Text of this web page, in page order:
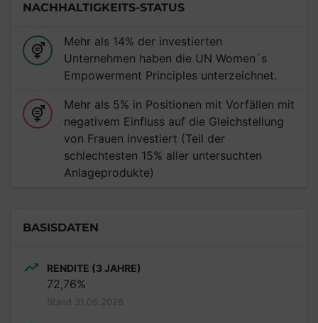
NACHHALTIGKEITS-STATUS
Mehr als 14% der investierten
Unternehmen haben die UN Women´s
Empowerment Principles unterzeichnet.
Mehr als 5% in Positionen mit Vorfällen mit
negativem Einfluss auf die Gleichstellung
von Frauen investiert (Teil der
schlechtesten 15% aller untersuchten
Anlageprodukte)
BASISDATEN
RENDITE (3 JAHRE)
72,76%
Stand 31.05.2026